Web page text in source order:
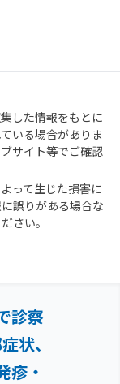
した情報をもとに
いる場合がありま
サイト等でご確認
って生じた損害に
誤りがある場合な
さい。
診察
状、
疹・